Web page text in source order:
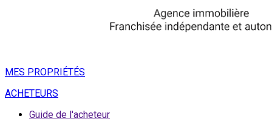
MES PROPRIÉTÉS
ACHETEURS
Guide de l'acheteur